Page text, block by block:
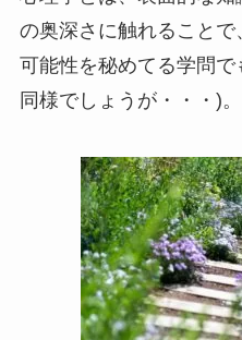
の奥深さに触れること
可能性を秘めてる学問
同様でしょうが・・・)。